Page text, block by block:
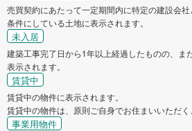
売買契約にあたって一定期間内に特定の建設会
条件にしている土地に表示されます。
未入居
建築工事完了日から1年以上経過したものの、ま
表示されます。
賃貸中
賃貸中の物件に表示されます。
賃貸中の物件は、原則ご自身でお住まいいただく
事業用物件